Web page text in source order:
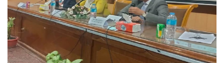
هيئة التدريس
الدراسات العليا